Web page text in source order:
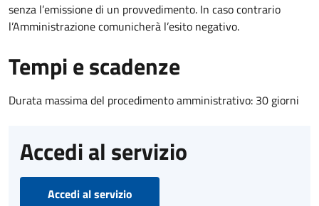
senza l’emissione di un provvedimento. In caso contrario
l’Amministrazione comunicherà l’esito negativo.
Tempi e scadenze
Durata massima del procedimento amministrativo: 30 giorni
Accedi al servizio
Accedi al servizio